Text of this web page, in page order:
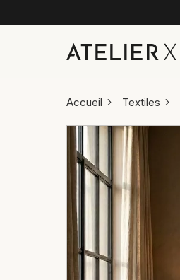
Accueil Textiles